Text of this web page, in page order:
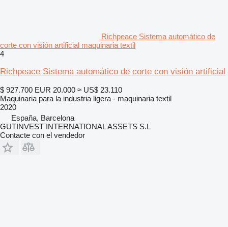
Richpeace Sistema automático de
corte con visión artificial maquinaria textil
4
Richpeace Sistema automático de corte con visión artificial
$ 927.700 EUR 20.000 ≈ US$ 23.110
Maquinaria para la industria ligera - maquinaria textil
2020
España, Barcelona
GUTINVEST INTERNATIONAL ASSETS S.L
Contacte con el vendedor